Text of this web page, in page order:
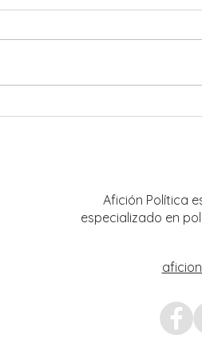
Afición Política
especializado en